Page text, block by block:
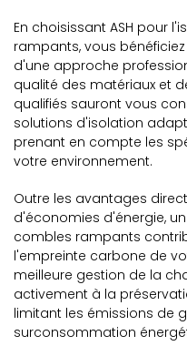
En choisissant ASH pour
rampants, vous
d'une approche
qualité des matériaux et
qualifiés sauront vous
solutions d'isolation
prenant en compte les
votre environnement.
Outre les avantages
d'économies d'énergie,
combles rampants
l'empreinte carbone de
meilleure gestion de la
activement à la
limitant les émissions de
surconsommation